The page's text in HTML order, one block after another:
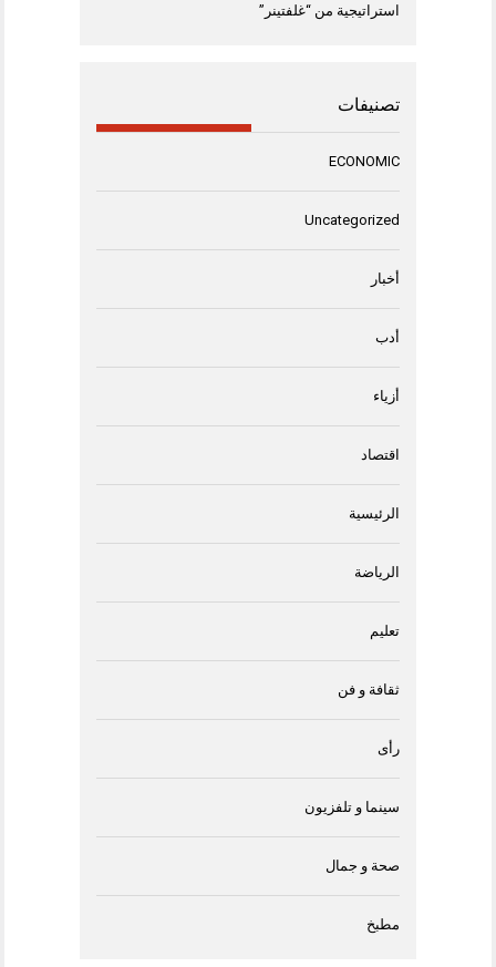
استراتيجية من “غلفتينر”
تصنيفات
ECONOMIC
Uncategorized
أخبار
أدب
أزياء
اقتصاد
الرئيسية
الرياضة
تعليم
ثقافة و فن
رأى
سينما و تلفزيون
صحة و جمال
مطبخ